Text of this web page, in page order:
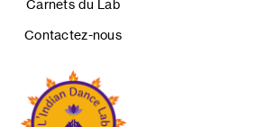
Carnets du Lab
Contactez-nous